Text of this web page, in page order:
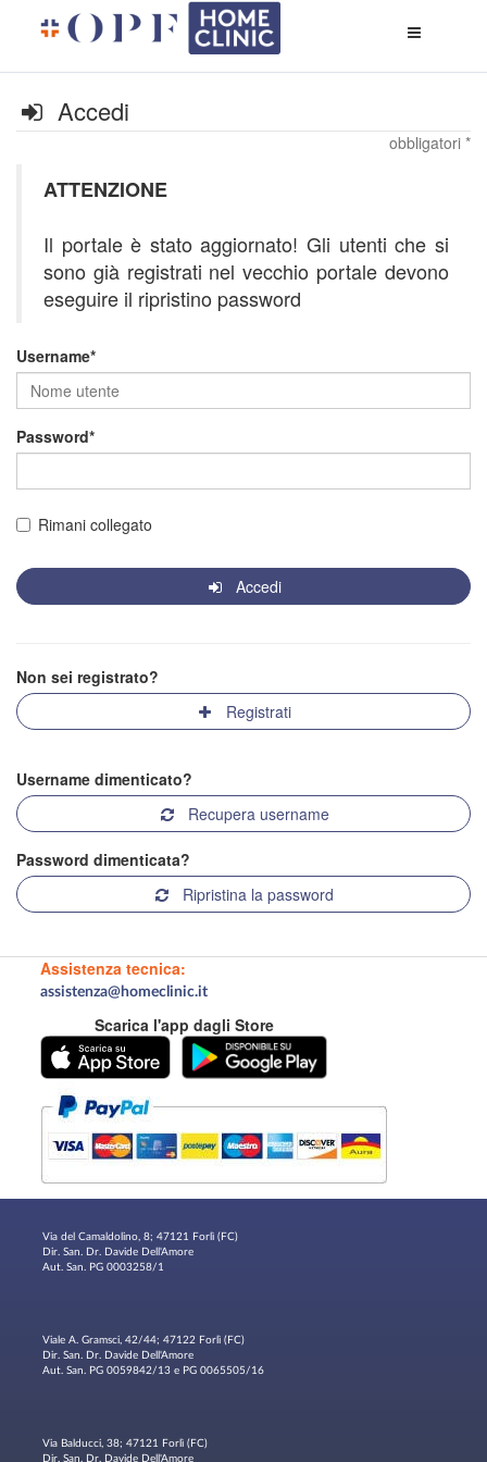
di
Accedi
obbligatori *
ATTENZIONE
Il portale è stato aggiornato! Gli utenti che si
sono già registrati nel vecchio portale devono
eseguire il ripristino password
Username
Password
Rimani collegato
Accedi
Non sei registrato?
Registrati
Username dimenticato?
Recupera username
Password dimenticata?
Ripristina la password
Assistenza tecnica:
assistenza@homeclinic.it
Scarica l'app dagli Store
Via del Camaldolino, 8; 47121 Forlì (FC)
Dir. San. Dr. Davide Dell'Amore
Aut. San. PG 0003258/1
Viale A. Gramsci, 42/44; 47122 Forlì (FC)
Dir. San. Dr. Davide Dell'Amore
Aut. San. PG 0059842/13 e PG 0065505/16
Via Balducci, 38; 47121 Forlì (FC)
Dir. San. Dr. Davide Dell'Amore